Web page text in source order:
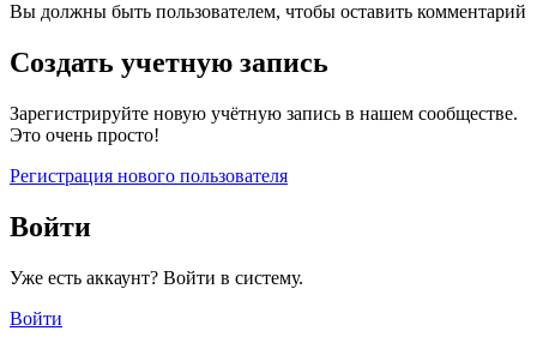
Вы должны быть пользователем, чтобы оставить комментарий
Создать учетную запись
Зарегистрируйте новую учётную запись в нашем сообществе.
Это очень просто!
Регистрация нового пользователя
Войти
Уже есть аккаунт? Войти в систему.
Войти